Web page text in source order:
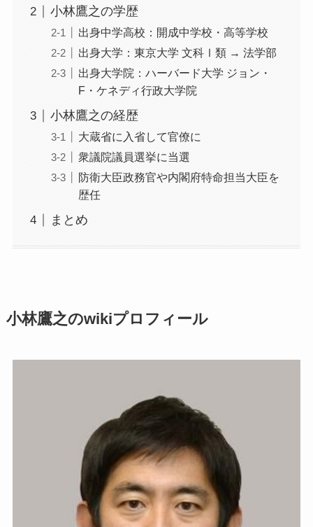
小林鷹之の学歴
出身中学高校：開成中学校・高等学校
出身大学：東京大学 文科Ⅰ類 → 法学部
出身大学院：ハーバード大学 ジョン・
F・ケネディ行政大学院
小林鷹之の経歴
大蔵省に入省して官僚に
衆議院議員選挙に当選
防衛大臣政務官や内閣府特命担当大臣を
歴任
まとめ
小林鷹之のwikiプロフィール